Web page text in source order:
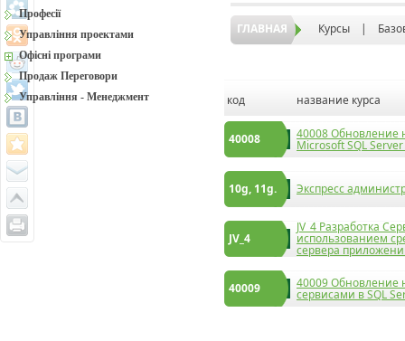
ГЛАВНАЯ Курсы |
код название курса
40008 40008 Обновление
Microsoft SQL
10g, 11g. Экспресс
JV_4
JV_4 Разработка
использованием
сервера
40009 40009 Обновление
сервисами в SQL
Професії
Управління проектами
Офісні програми
Продаж Переговори
Управління - Менеджмент